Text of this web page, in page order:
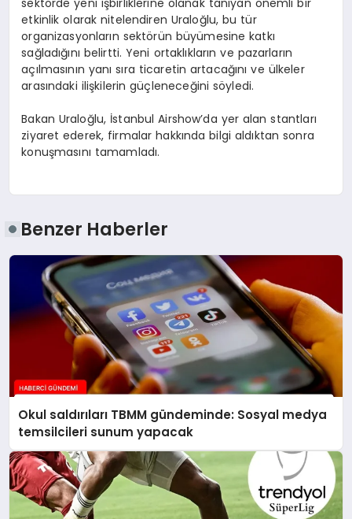
etkinlik olarak nitelendiren Uraloğlu, bu tür
organizasyonların sektörün büyümesine katkı
sağladığını belirtti. Yeni ortaklıkların ve pazarların
açılmasının yanı sıra ticaretin artacağını ve ülkeler
arasındaki ilişkilerin güçleneceğini söyledi.
Bakan Uraloğlu, İstanbul Airshow’da yer alan stantları
ziyaret ederek, firmalar hakkında bilgi aldıktan sonra
konuşmasını tamamladı.
Benzer Haberler
Okul saldırıları TBMM gündeminde: Sosyal medya
temsilcileri sunum yapacak